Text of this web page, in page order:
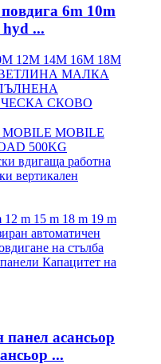
6m 10m
...
панел асансьор
...